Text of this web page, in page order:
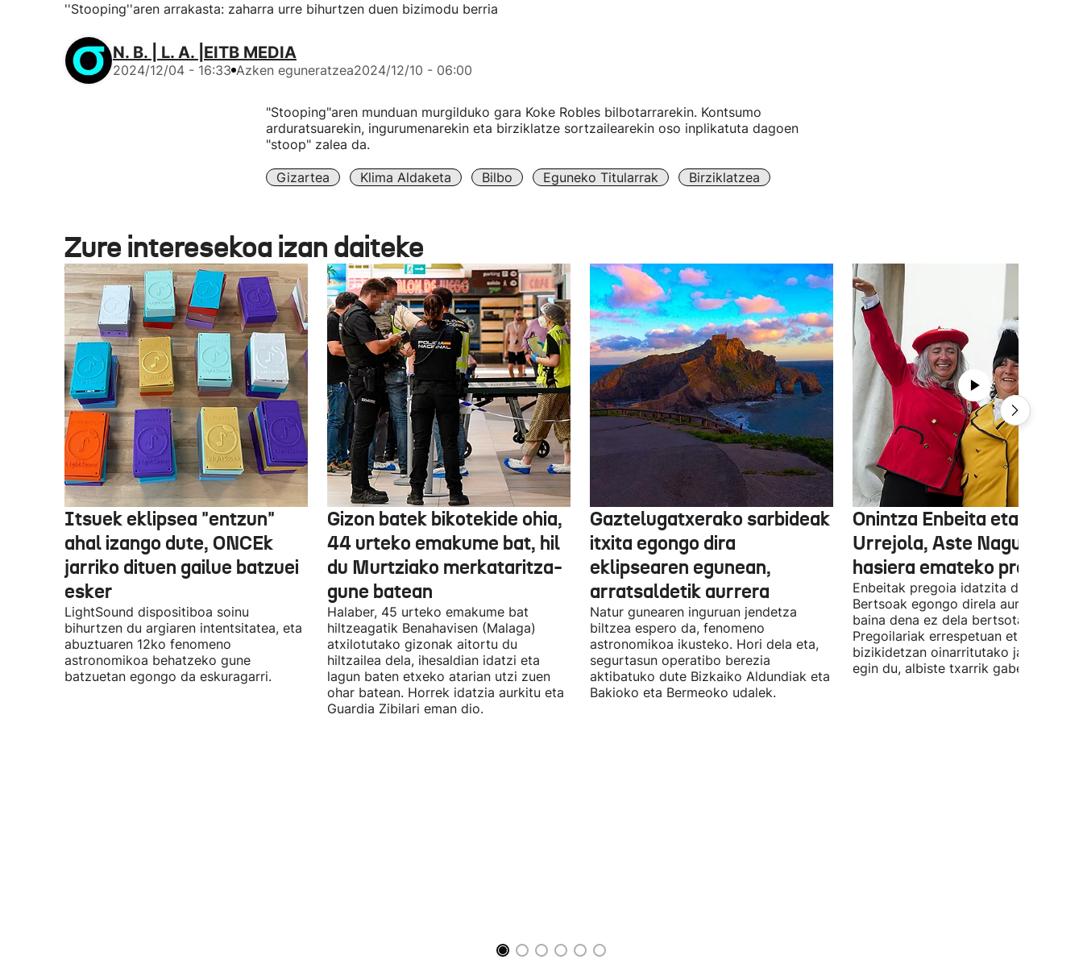
''Stooping''aren arrakasta: zaharra urre bihurtzen duen bizimodu berria
N. B. | L. A. |EITB MEDIA
2024/12/04 - 16:33 Azken eguneratzea2024/12/10 - 06:00
"Stooping"aren munduan murgilduko gara Koke Robles bilbotarrarekin. Kontsumo
arduratsuarekin, ingurumenarekin eta birziklatze sortzailearekin oso inplikatuta dagoen
"stoop" zalea da.
Gizartea Klima Aldaketa Bilbo Eguneko Titularrak Birziklatzea
Zure interesekoa izan daiteke
Itsuek eklipsea "entzun"
ahal izango dute, ONCEk
jarriko dituen gailue batzuei
esker
LightSound dispositiboa soinu
bihurtzen du argiaren intentsitatea, eta
abuztuaren 12ko fenomeno
astronomikoa behatzeko gune
batzuetan egongo da eskuragarri.
Gizon batek bikotekide ohia,
44 urteko emakume bat, hil
du Murtziako merkataritza-
gune batean
Halaber, 45 urteko emakume bat
hiltzeagatik Benahavisen (Malaga)
atxilotutako gizonak aitortu du
hiltzailea dela, ihesaldian idatzi eta
lagun baten etxeko atarian utzi zuen
ohar batean. Horrek idatzia aurkitu eta
Guardia Zibilari eman dio.
Gaztelugatxerako sarbideak
itxita egongo dira
eklipsearen egunean,
arratsaldetik aurrera
Natur gunearen inguruan jendetza
biltzea espero da, fenomeno
astronomikoa ikusteko. Hori dela eta,
segurtasun operatibo berezia
aktibatuko dute Bizkaiko Aldundiak eta
Bakioko eta Bermeoko udalek.
Onintza Enbeita eta Ainhoa
Urrejola, Aste Nagusiari
hasiera emateko prest
Enbeitak pregoia idatzita dauka.
Bertsoak egongo direla aurreratu du,
baina dena ez dela bertsotan izango.
Pregoilariak errespetuan eta
bizikidetzan oinarritutako jaien alde
egin du, albiste txarrik gabe.